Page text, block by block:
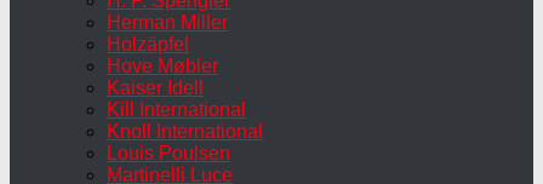
Herman Miller
Holzäpfel
Hove Møbler
Kaiser Idell
Kill International
Knoll International
Louis Poulsen
Martinelli Luce